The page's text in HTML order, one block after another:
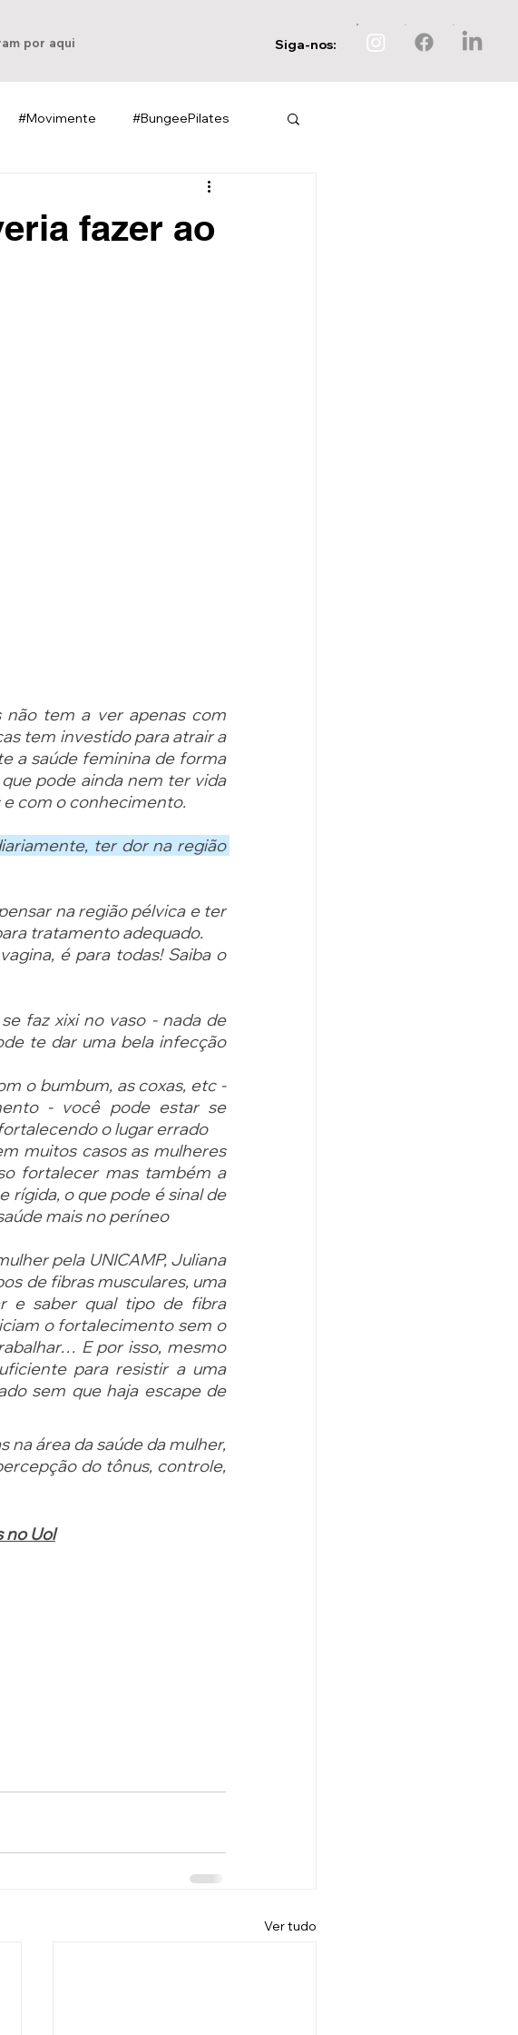
por aqui Siga-nos:
#Movimente #BungeePilates
fazer ao
não tem a ver apenas com
tem investido para atrair a
a saúde feminina de forma
pode ainda nem ter vida
com o conhecimento.
ter dor na região
na região pélvica e ter
tratamento adequado.
é para todas! Saiba o
faz xixi no vaso - nada de
te dar uma bela infecção
o bumbum, as coxas, etc -
- você pode estar se
o lugar errado
muitos casos as mulheres
fortalecer mas também a
rígida, o que pode é sinal de
mais no períneo
pela UNICAMP, Juliana
de fibras musculares, uma
e saber qual tipo de fibra
o fortalecimento sem o
E por isso, mesmo
para resistir a uma
sem que haja escape de
área da saúde da mulher,
do tônus, controle,
no Uol
Ver tudo